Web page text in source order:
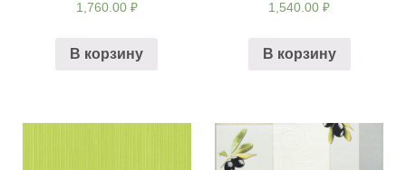
1,760.00 ₽
В корзину
1,540.00₽
В корзину